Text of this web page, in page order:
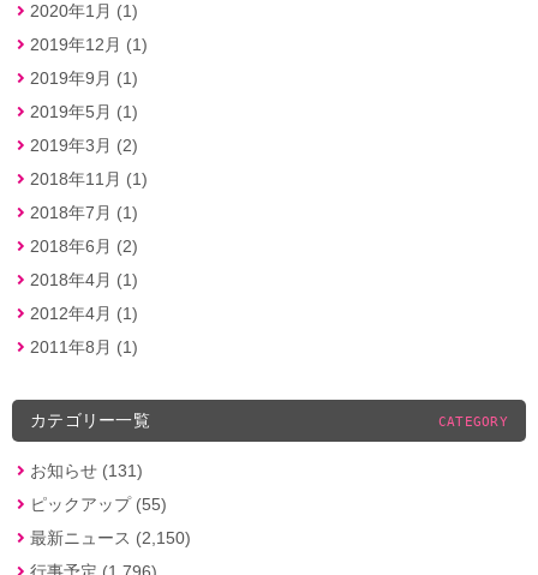
2020年1月 (1)
2019年12月 (1)
2019年9月 (1)
2019年5月 (1)
2019年3月 (2)
2018年11月 (1)
2018年7月 (1)
2018年6月 (2)
2018年4月 (1)
2012年4月 (1)
2011年8月 (1)
カテゴリー一覧 CATEGORY
お知らせ (131)
ピックアップ (55)
最新ニュース (2,150)